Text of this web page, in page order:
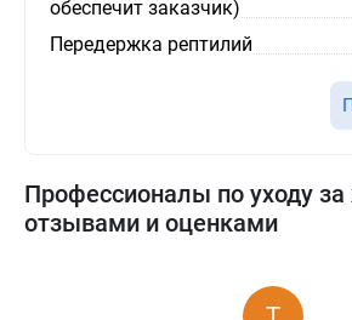
обеспечит заказчик)
Передержка рептилий
Профессионалы по уходу
отзывами и оценками